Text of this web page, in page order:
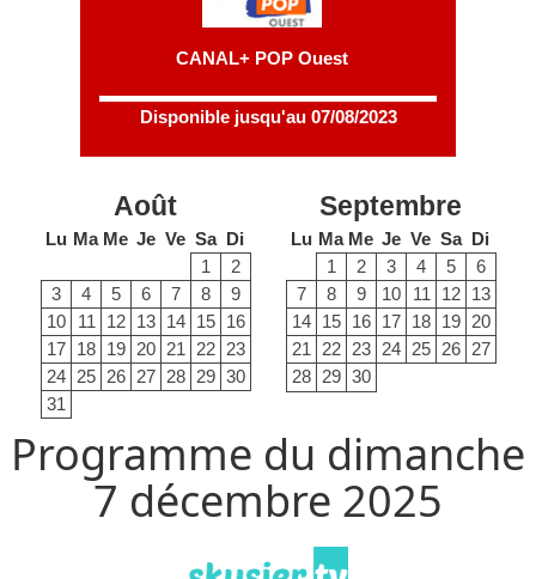
CANAL+ POP Ouest
Disponible jusqu'au 07/08/2023
Août
Lu Ma Me Je Ve Sa Di
1
2
3
4 5 6 7 8
9
10
11 12 13 14 15 16
17 18 19 20 21 22 23
24 25 26 27 28 29 30
31
Septembre
Lu Ma Me Je Ve Sa Di
1
2 3 4 5
6
7
8 9 10 11 12 13
14 15 16 17 18 19 20
21
22 23 24 25 26 27
28 29 30
Programme du dimanche
7 décembre 2025